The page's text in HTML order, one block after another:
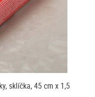
sklíčka, 45 cm x 1,5